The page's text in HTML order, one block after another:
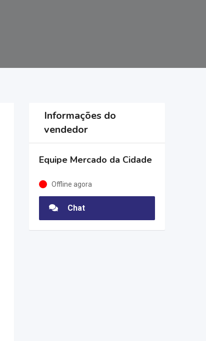
Informações do
vendedor
Equipe Mercado da Cidade
Offline agora
Chat